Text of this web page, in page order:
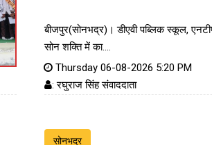
बीजपुर(सोनभद्र)। डीएवी पब्लिक स्कूल,
सोन शक्ति में का....
Thursday 06-08-2026 5:20 PM
: रघुराज सिंह संवाददाता
सोनभद्र